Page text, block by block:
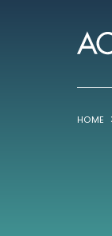
HOME